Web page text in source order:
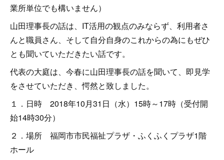
業所単位でも構いません）
山田理事長の話は、IT活用の観点のみならず、利用者さ
んと職員さん、そして自分自身のこれからの為にもぜひ
とも聞いていただきたい話です。
代表の大庭は、今春に山田理事長の話を聞いて、即見学
をさせていただき、愕然と致しました。
１．日時 2018年10月31日（水）15時～17時（受付開
始14時30分）
２．場所 福岡市市民福祉プラザ・ふくふくプラザ1階
ホール